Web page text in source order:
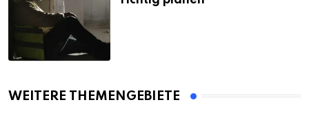
WEITERE THEMENGEBIETE